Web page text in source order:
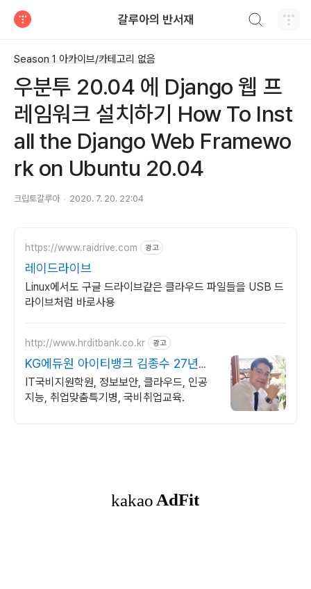
갈루아의 반서재
Season 1 아카이브/카테고리 없음
우분투 20.04 에 Django 웹 프
레임워크 설치하기 How To Inst
all the Django Web Framewo
rk on Ubuntu 20.04
크립토갈루아 2020. 7. 20. 22:04
https://www.raidrive.com 광고
레이드라이브
Linux에서도 구글 드라이브같은 클라우드 파일들을 USB 드
라이브처럼 바로사용
http://www.hrditbank.co.kr 광고
KG에듀원 아이티뱅크 김종수 27년경
력전문가 IT취업상담
IT국비지원학원, 정보보안, 클라우드, 인공
지능, 취업맞춤특기병, 국비취업교육.